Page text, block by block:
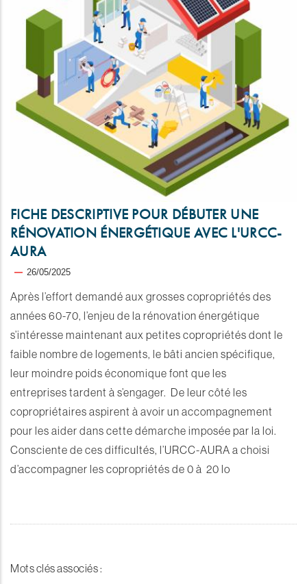
FICHE DESCRIPTIVE POUR DÉBUTER UNE
RÉNOVATION ÉNERGÉTIQUE AVEC L'URCC-
AURA
26/05/2025
Après l’effort demandé aux grosses copropriétés des
années 60-70, l’enjeu de la rénovation énergétique
s’intéresse maintenant aux petites copropriétés dont le
faible nombre de logements, le bâti ancien spécifique,
leur moindre poids économique font que les
entreprises tardent à s’engager. De leur côté les
copropriétaires aspirent à avoir un accompagnement
pour les aider dans cette démarche imposée par la loi.
Consciente de ces difficultés, l’URCC-AURA a choisi
d’accompagner les copropriétés de 0 à 20 lo
Mots clés associés :